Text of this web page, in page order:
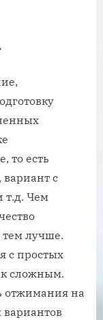
то есть
с
т.д. Чем
лучше.
с простых
к сложным.
отжимания на